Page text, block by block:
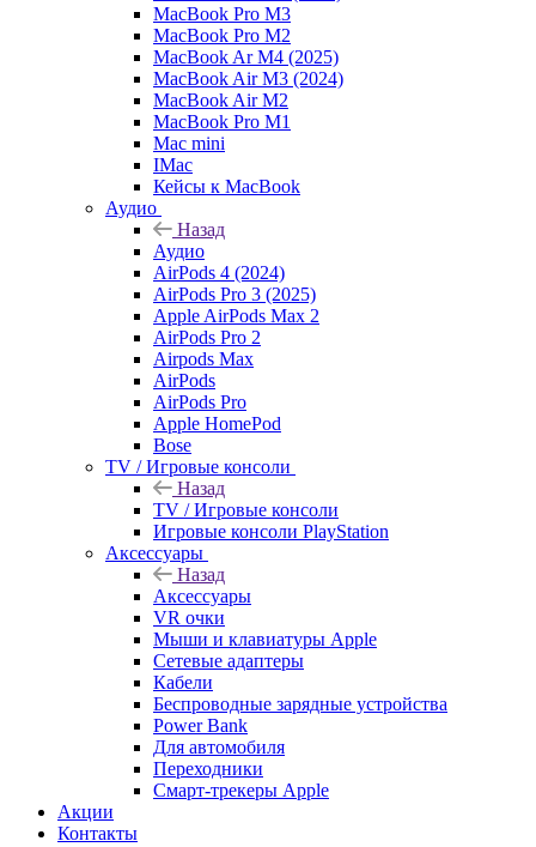
MacBook Pro M3
MacBook Pro M2
MacBook Ar M4 (2025)
MacBook Air M3 (2024)
MacBook Air M2
MacBook Pro M1
Mac mini
IMac
Кейсы к MacBook
Аудио
Назад
Аудио
AirPods 4 (2024)
AirPods Pro 3 (2025)
Apple AirPods Max 2
AirPods Pro 2
Airpods Max
AirPods
AirPods Pro
Apple HomePod
Bose
TV / Игровые консоли
Назад
TV / Игровые консоли
Игровые консоли PlayStation
Аксессуары
Назад
Аксессуары
VR очки
Мыши и клавиатуры Apple
Сетевые адаптеры
Кабели
Беспроводные зарядные устройства
Power Bank
Для автомобиля
Переходники
Смарт-трекеры Apple
Акции
Контакты